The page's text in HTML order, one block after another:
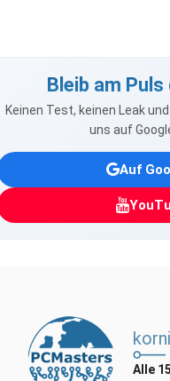
Bleib am
Keinen Test, keinen Leak
uns auf
Auf
korni
Alle